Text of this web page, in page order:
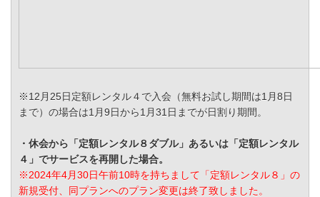
※12月25日定額レンタル４で入会（無料お試し期間は1月8日
まで）の場合は1月9日から1月31日までが日割り期間。
・休会から「定額レンタル８ダブル」あるいは「定額レンタル
４」でサービスを再開した場合。
※2024年4月30日午前10時を持ちまして「定額レンタル８」の
新規受付、同プランへのプラン変更は終了致しました。